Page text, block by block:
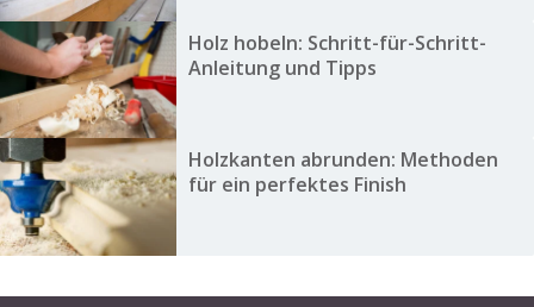
Holz hobeln: Schritt-für-Schritt-
Anleitung und Tipps
Holzkanten abrunden: Methoden
für ein perfektes Finish